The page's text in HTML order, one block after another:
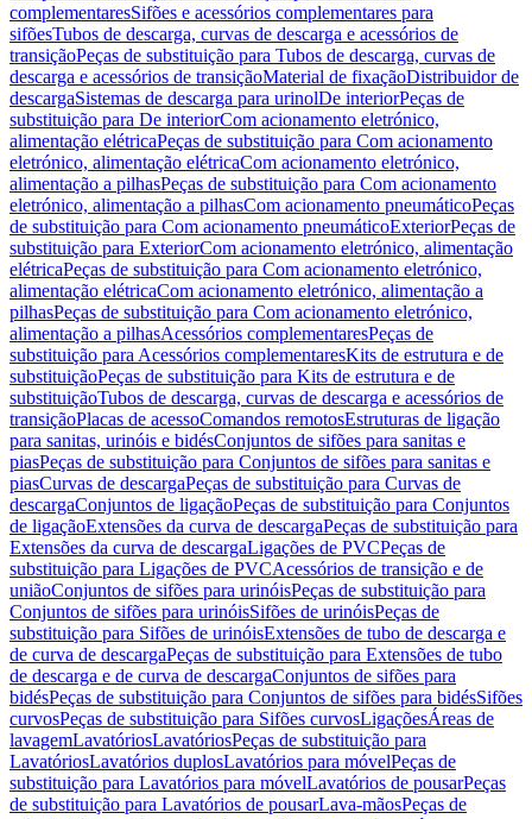
complementaresSifões e acessórios complementares para
sifõesTubos de descarga, curvas de descarga e acessórios de
transiçãoPeças de substituição para Tubos de descarga, curvas de
descarga e acessórios de transiçãoMaterial de fixaçãoDistribuidor de
descargaSistemas de descarga para urinolDe interiorPeças de
substituição para De interiorCom acionamento eletrónico,
alimentação elétricaPeças de substituição para Com acionamento
eletrónico, alimentação elétricaCom acionamento eletrónico,
alimentação a pilhasPeças de substituição para Com acionamento
eletrónico, alimentação a pilhasCom acionamento pneumáticoPeças
de substituição para Com acionamento pneumáticoExteriorPeças de
substituição para ExteriorCom acionamento eletrónico, alimentação
elétricaPeças de substituição para Com acionamento eletrónico,
alimentação elétricaCom acionamento eletrónico, alimentação a
pilhasPeças de substituição para Com acionamento eletrónico,
alimentação a pilhasAcessórios complementaresPeças de
substituição para Acessórios complementaresKits de estrutura e de
substituiçãoPeças de substituição para Kits de estrutura e de
substituiçãoTubos de descarga, curvas de descarga e acessórios de
transiçãoPlacas de acessoComandos remotosEstruturas de ligação
para sanitas, urinóis e bidésConjuntos de sifões para sanitas e
piasPeças de substituição para Conjuntos de sifões para sanitas e
piasCurvas de descargaPeças de substituição para Curvas de
descargaConjuntos de ligaçãoPeças de substituição para Conjuntos
de ligaçãoExtensões da curva de descargaPeças de substituição para
Extensões da curva de descargaLigações de PVCPeças de
substituição para Ligações de PVCAcessórios de transição e de
uniãoConjuntos de sifões para urinóisPeças de substituição para
Conjuntos de sifões para urinóisSifões de urinóisPeças de
substituição para Sifões de urinóisExtensões de tubo de descarga e
de curva de descargaPeças de substituição para Extensões de tubo
de descarga e de curva de descargaConjuntos de sifões para
bidésPeças de substituição para Conjuntos de sifões para bidésSifões
curvosPeças de substituição para Sifões curvosLigaçõesÁreas de
lavagemLavatóriosLavatóriosPeças de substituição para
LavatóriosLavatórios duplosLavatórios para móvelPeças de
substituição para Lavatórios para móvelLavatórios de pousarPeças
de substituição para Lavatórios de pousarLava-mãosPeças de